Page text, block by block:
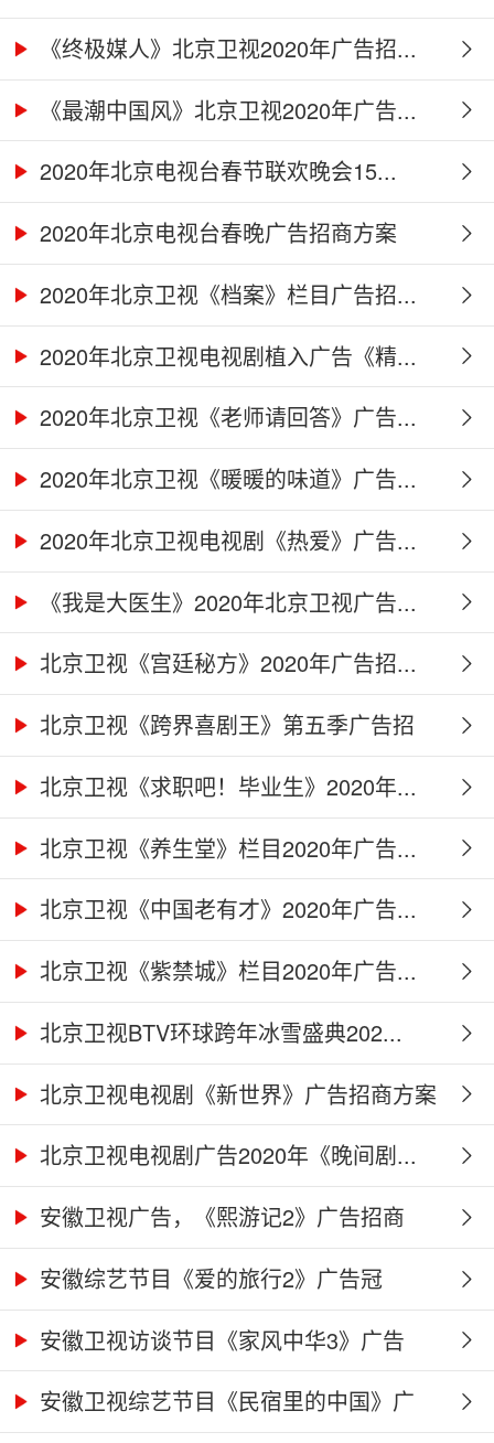
《终极媒人》北京卫视2020年广告招...
《最潮中国风》北京卫视2020年广告...
2020年北京电视台春节联欢晚会15...
2020年北京电视台春晚广告招商方案
2020年北京卫视《档案》栏目广告招...
2020年北京卫视电视剧植入广告《精...
2020年北京卫视《老师请回答》广告...
2020年北京卫视《暖暖的味道》广告...
2020年北京卫视电视剧《热爱》广告...
《我是大医生》2020年北京卫视广告...
北京卫视《宫廷秘方》2020年广告招...
北京卫视《跨界喜剧王》第五季广告招
商...北京卫视《求职吧！毕业生》2020年...
北京卫视《养生堂》栏目2020年广告...
北京卫视《中国老有才》2020年广告...
北京卫视《紫禁城》栏目2020年广告...
北京卫视BTV环球跨年冰雪盛典202...
北京卫视电视剧《新世界》广告招商方案
北京卫视电视剧广告2020年《晚间剧...
安徽卫视广告，《熙游记2》广告招商
合...安徽综艺节目《爱的旅行2》广告冠
名、...
安徽卫视访谈节目《家风中华3》广告
合...安徽卫视综艺节目《民宿里的中国》广